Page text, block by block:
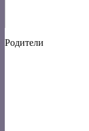
Родители